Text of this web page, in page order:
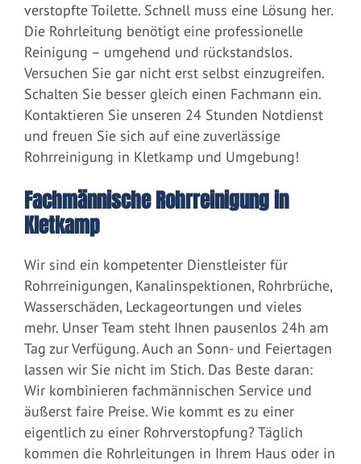
verstopfte Toilette. Schnell muss eine Lösung her.
Die Rohrleitung benötigt eine professionelle
Reinigung – umgehend und rückstandslos.
Versuchen Sie gar nicht erst selbst einzugreifen.
Schalten Sie besser gleich einen Fachmann ein.
Kontaktieren Sie unseren 24 Stunden Notdienst
und freuen Sie sich auf eine zuverlässige
Rohrreinigung in Kletkamp und Umgebung!
Fachmännische Rohrreinigung in
Kletkamp
Wir sind ein kompetenter Dienstleister für
Rohrreinigungen, Kanalinspektionen, Rohrbrüche,
Wasserschäden, Leckageortungen und vieles
mehr. Unser Team steht Ihnen pausenlos 24h am
Tag zur Verfügung. Auch an Sonn- und Feiertagen
lassen wir Sie nicht im Stich. Das Beste daran:
Wir kombinieren fachmännischen Service und
äußerst faire Preise. Wie kommt es zu einer
eigentlich zu einer Rohrverstopfung? Täglich
kommen die Rohrleitungen in Ihrem Haus oder in